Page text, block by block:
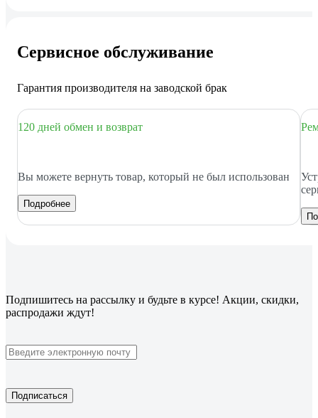
Сервисное обслуживание
Гарантия производителя на заводской брак
120 дней обмен и возврат
Вы можете вернуть товар, который не был использован
Подробнее
Подпишитесь на рассылку и будьте в курсе! Акции, скидки,
распродажи ждут!
Подписаться